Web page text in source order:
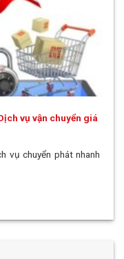
vụ vận chuyển giá
vụ chuyển phát nhanh